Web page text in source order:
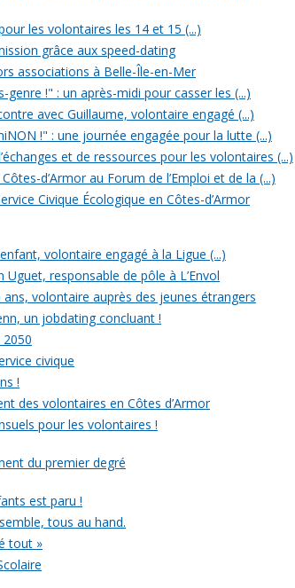
les volontaires les 14 et 15 (...)
grâce aux speed-dating
associations à Belle-Île-en-Mer
genre !" : un après-midi pour casser les (...)
avec Guillaume, volontaire engagé (...)
!" : une journée engagée pour la lutte (...)
et de ressources pour les volontaires (...)
d’Armor au Forum de l’Emploi et de la (...)
Civique Écologique en Côtes-d’Armor
volontaire engagé à la Ligue (...)
responsable de pôle à L’Envol
volontaire auprès des jeunes étrangers
un jobdating concluant !
civique
!
des volontaires en Côtes d’Armor
pour les volontaires !
du premier degré
est paru !
tous au hand.
tout »